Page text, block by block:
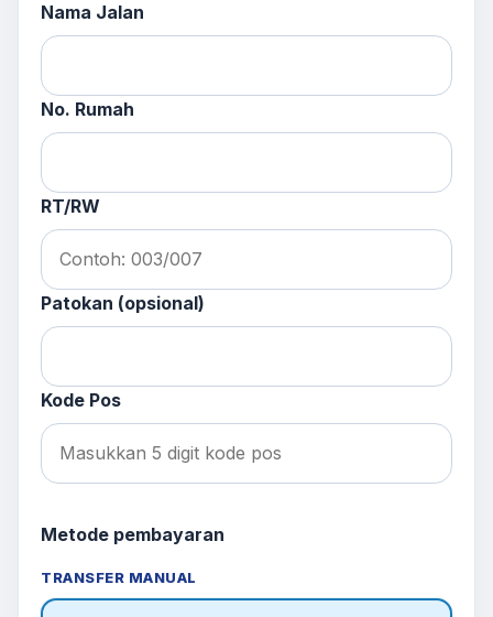
Nama Jalan
No. Rumah
RT/RW
Patokan (opsional)
Kode Pos
Metode pembayaran
TRANSFER MANUAL